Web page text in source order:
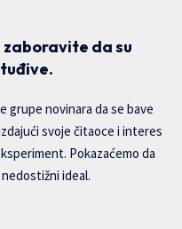
da su
grupe novinara da se bave
svoje čitaoce i interes
Pokazaćemo da
ideal.